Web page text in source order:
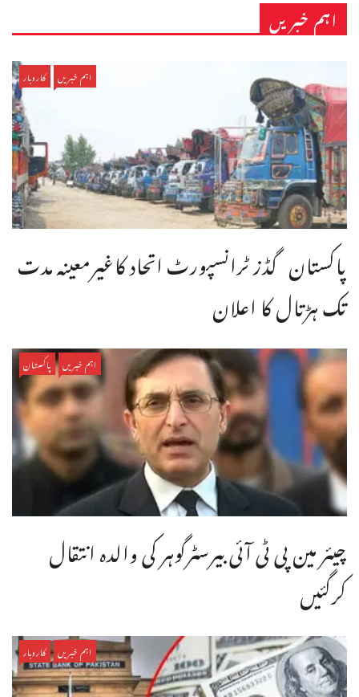
اہم خبریں
اہم خبریں کاروبار
پاکستان گڈز ٹرانسپورٹ اتحاد کاغیرمعینہ مدت
تک ہڑتال کا اعلان
اہم خبریں پاکستان
چیئر مین پی ٹی آئی بیرسٹرگوہر کی والدہ انتقال
کرگئیں
اہم خبریں کاروبار